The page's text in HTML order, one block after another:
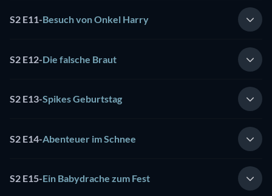
S2 E11-Besuch von Onkel Harry
S2 E12-Die falsche Braut
S2 E13-Spikes Geburtstag
S2 E14-Abenteuer im Schnee
S2 E15-Ein Babydrache zum Fest